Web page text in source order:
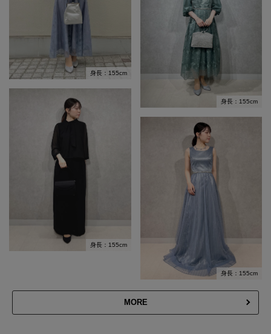
身長：155cm
身長：155cm
身長：155cm
身長：155cm
MORE